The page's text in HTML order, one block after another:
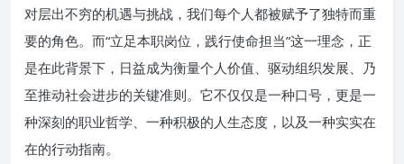
对层出不穷的机遇与挑战，我们每个人都被赋予了独特而重
要的角色。而“立足本职岗位，践行使命担当”这一理念，正
是在此背景下，日益成为衡量个人价值、驱动组织发展、乃
至推动社会进步的关键准则。它不仅仅是一种口号，更是一
种深刻的职业哲学、一种积极的人生态度，以及一种实实在
在的行动指南。